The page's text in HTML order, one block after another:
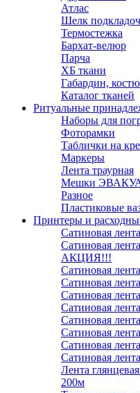
Атлас
Шелк
Термостежка
Бархат-велюр
Парча
ХБ ткани
Габардин,
Каталог тканей
Ритуальные
Наборы для
Фоторамки
Таблички на
Маркеры
Лента траурная
Мешки
Разное
Пластиковые
Принтеры и
Сатиновая
Сатиновая
АКЦИЯ!!!
Сатиновая
Сатиновая
Сатиновая
Сатиновая
Сатиновая
Сатиновая
Сатиновая
Сатиновая
Лента
200м